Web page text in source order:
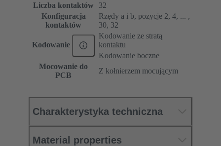
Liczba kontaktów
32
Konfiguracja
kontaktów
Rzędy a i b, pozycje 2, 4, ... ,
30, 32
Kodowanie
Kodowanie ze stratą
kontaktu
Kodowanie boczne
Mocowanie do
PCB
Z kołnierzem mocującym
Charakterystyka techniczna
Material properties